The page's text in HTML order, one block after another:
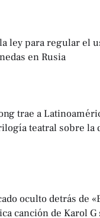
ley para regular el
en Rusia
trae a
teatral sobre la
oculto detrás de
canción de Karol